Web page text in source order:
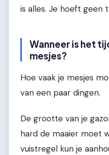
is alles. Je hoeft geen
Wanneer is het
mesjes?
Hoe vaak je mesjes
van een paar dingen.
De grootte van je
hard de maaier moet
vuistregel kun je